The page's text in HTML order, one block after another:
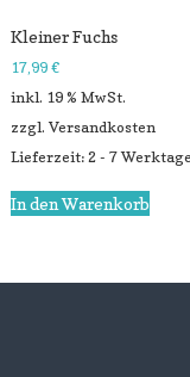
Kleiner Fuchs
17,99 €
inkl. 19 % MwSt.
zzgl. Versandkosten
Lieferzeit: 2 - 7 Werktage
In den Warenkorb